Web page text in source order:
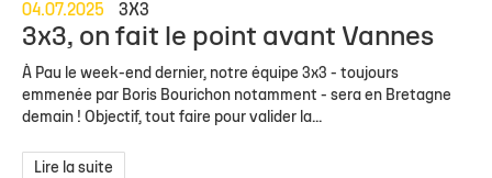
04.07.2025 3X3
3x3, on fait le point avant Vannes
À Pau le week-end dernier, notre équipe 3x3 - toujours
emmenée par Boris Bourichon notamment - sera en Bretagne
demain ! Objectif, tout faire pour valider la...
Lire la suite